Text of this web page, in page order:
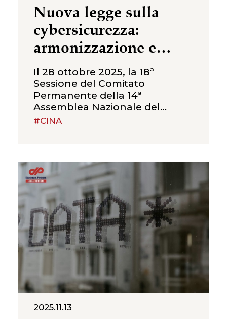
Nuova legge sulla
cybersicurezza:
armonizzazione e
adeguamento delle
responsabilità
Il 28 ottobre 2025, la 18ª
Sessione del Comitato
Permanente della 14ª
Assemblea Nazionale del
Popolo ha approvato la
sull’emendamento della Legge
sulla cybersicurezza della
Repubblica Popolare Cinese.
L’emendamento comprende 14
disposizioni e mira a chiarire il
ruolo della cybersicurezza nel
più ampio contesto della
sicurezza nazionale,
#CINA
2025.11.13